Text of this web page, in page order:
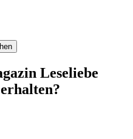
Leseliebe